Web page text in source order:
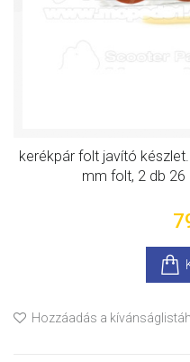
kerékpár folt javító
mm folt, 2 db 26
Hozzáadás a